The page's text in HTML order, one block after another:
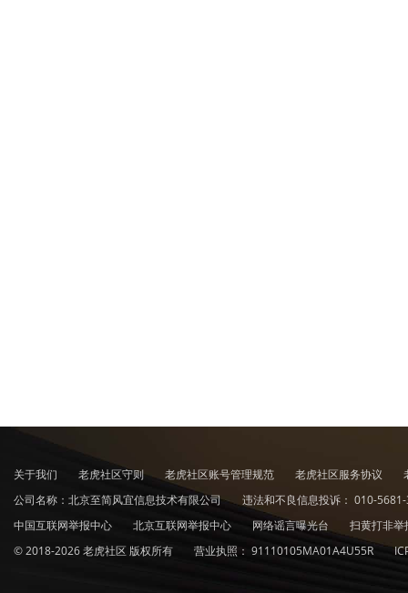
关于我们 老虎社区守则 老虎社区账号管理规范 老虎社区服务协议
公司名称：北京至简风宜信息技术有限公司
违法和不良信息投诉： 010-
中国互联网举报中心
北京互联网举报中心 网络谣言曝光台
扫黄打非
© 2018-2026 老虎社区 版权所有
营业执照： 91110105MA01A4U55R